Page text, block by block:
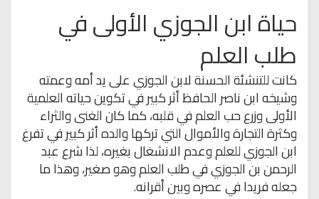
حياة ابن الجوزي الأولى في
طلب العلم
كانت للتنشئة الحسنة لابن الجوزي على يد أمه وعمته
وشيخه ابن ناصر الحافظ أثر كبير في تكوين حياته العلمية
الأولى وزرع حب العلم في قلبه، كما كان الغنى والثراء
وكثرة التجارة والأموال التي تركها والده أثر كبير في تفرغ
ابن الجوزي للعلم وعدم الانشغال بغيره، لذا شرع عبد
الرحمن بن الجوزي في طلب العلم وهو صغير، وهذا ما
جعله فريدا في عصره وبين أقرانه.